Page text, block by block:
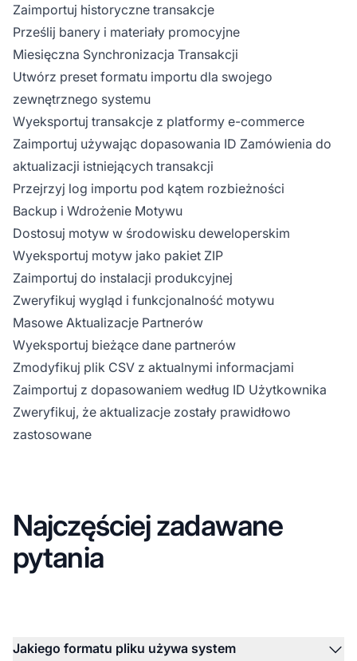
Zaimportuj historyczne transakcje
Prześlij banery i materiały promocyjne
Miesięczna Synchronizacja Transakcji
Utwórz preset formatu importu dla swojego
zewnętrznego systemu
Wyeksportuj transakcje z platformy e-commerce
Zaimportuj używając dopasowania ID Zamówienia do
aktualizacji istniejących transakcji
Przejrzyj log importu pod kątem rozbieżności
Backup i Wdrożenie Motywu
Dostosuj motyw w środowisku deweloperskim
Wyeksportuj motyw jako pakiet ZIP
Zaimportuj do instalacji produkcyjnej
Zweryfikuj wygląd i funkcjonalność motywu
Masowe Aktualizacje Partnerów
Wyeksportuj bieżące dane partnerów
Zmodyfikuj plik CSV z aktualnymi informacjami
Zaimportuj z dopasowaniem według ID Użytkownika
Zweryfikuj, że aktualizacje zostały prawidłowo
zastosowane
Najczęściej zadawane
pytania
Jakiego formatu pliku używa system